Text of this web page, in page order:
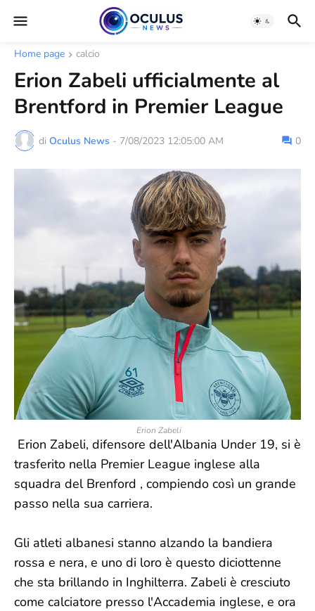
Home page calcio
Erion Zabeli ufficialmente al
Brentford in Premier League
di Oculus News - 7/08/2023 12:05:00 AM 0
Erion Zabeli
Erion Zabeli, difensore dell'Albania Under 19, si è
trasferito nella Premier League inglese alla
squadra del Brenford , compiendo così un grande
passo nella sua carriera.
Gli atleti albanesi stanno alzando la bandiera
rossa e nera, e uno di loro è questo diciottenne
che sta brillando in Inghilterra. Zabeli è cresciuto
come calciatore presso l'Accademia inglese, e ora